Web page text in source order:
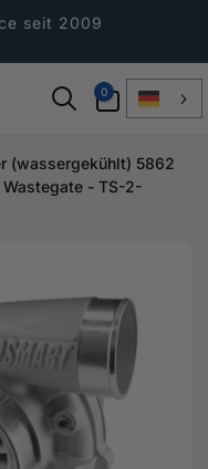
seit 2009
0
Artikel
(wassergekühlt) 5862
- TS-2-